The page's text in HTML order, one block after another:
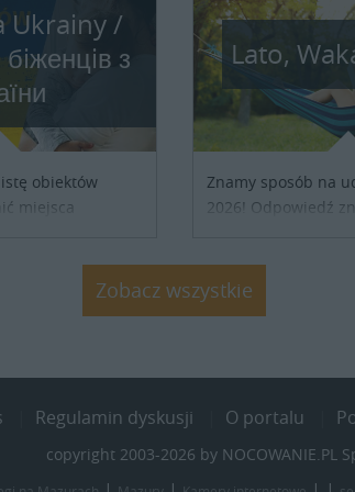
Ukrainy /
з
obiektów
miejsca
z właścicielem
Lato,
Znamy sposób na
2026! Odpowiedź
atrakcyjne noclegi
Zobacz wszystkie
Regulamin dyskusji O portalu
copyright 2003-2026 by NOCOWANIE.PL